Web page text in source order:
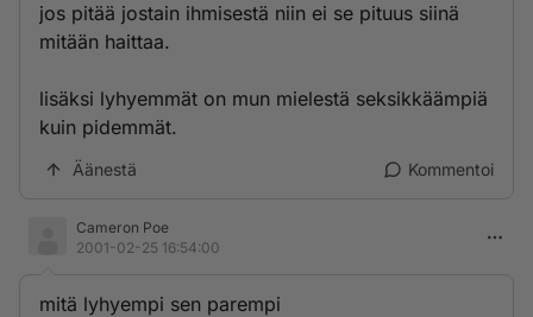
jos pitää jostain ihmisestä niin ei se pituus siinä
mitään haittaa.
lisäksi lyhyemmät on mun mielestä seksikkäämpiä
kuin pidemmät.
Äänestä Kommentoi
Cameron Poe
2001-02-25 16:54:00
mitä lyhyempi sen parempi